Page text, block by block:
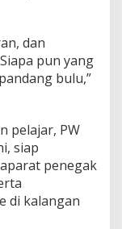
dan
pun yang
bulu,”
pelajar, PW
siap
penegak
di kalangan